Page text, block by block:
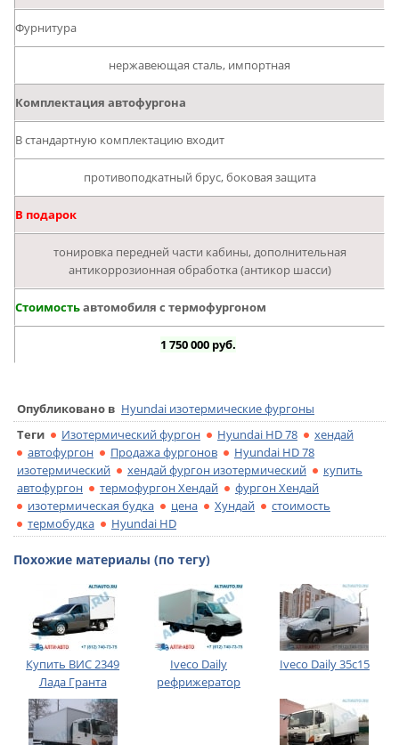
Фурнитура
нержавеющая сталь, импортная
Комплектация автофургона
В стандартную комплектацию входит
противоподкатный брус, боковая защита
В подарок
тонировка передней части кабины, дополнительная
антикоррозионная обработка (антикор шасси)
Стоимостьавтомобиля с термофургоном
1 750 000 руб.
Опубликовано в Hyundai изотермические фургоны
Теги
Изотермический фургон Hyundai HD 78
хендай
автофургон
Продажа фургонов
Hyundai HD 78
изотермический
хендай фургон изотермический
купить
автофургон
термофургон Хендай
фургон Хендай
изотермическая будка
цена Хундай
стоимость
термобудка
Hyundai HD
Похожие материалы (по тегу)
Купить ВИС 2349
Лада Гранта
Iveco Daily
рефрижератор
Iveco Daily 35c15